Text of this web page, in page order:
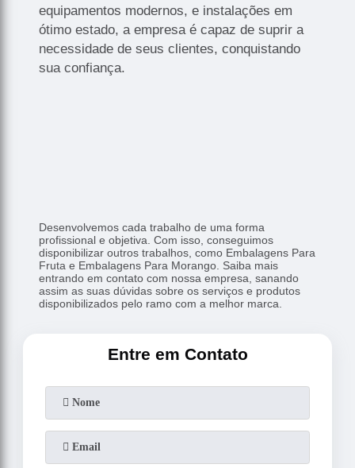
equipamentos modernos, e instalações em
ótimo estado, a empresa é capaz de suprir a
necessidade de seus clientes, conquistando
sua confiança.
Desenvolvemos cada trabalho de uma forma
profissional e objetiva. Com isso, conseguimos
disponibilizar outros trabalhos, como Embalagens Para
Fruta e Embalagens Para Morango. Saiba mais
entrando em contato com nossa empresa, sanando
assim as suas dúvidas sobre os serviços e produtos
disponibilizados pelo ramo com a melhor marca.
Entre em Contato